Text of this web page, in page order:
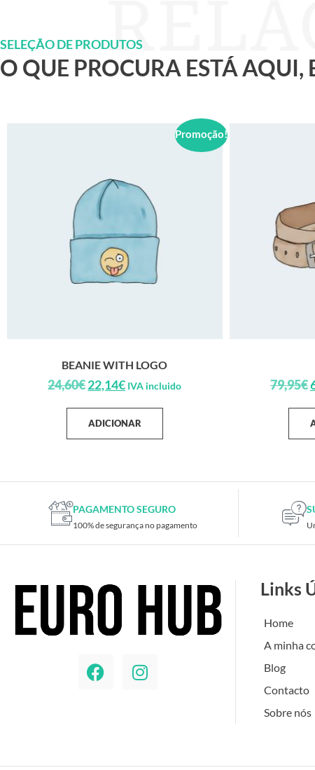
SELEÇÃO DE PRODUTOS
O QUE PROCURA ESTÁ AQUI,
Promoção!
BEANIE WITH LOGO
24,60€22,14€ IVA incluido
ADICIONAR
79,95€
PAGAMENTO SEGURO
100% de segurança no pagamento
Links
Home
A minha
Blog
Contacto
Sobre nós